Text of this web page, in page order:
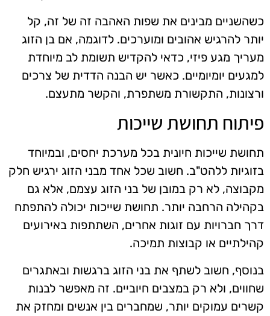
כשהשניים מבינים את שפות האהבה זה של זה, קל
יותר להרגיש אהובים ומוערכים. לדוגמה, אם בן הזוג
מעריך מגע פיזי, כדאי להקדיש תשומת לב מיוחדת
למגעים יומיומיים. כאשר יש הבנה הדדית של צרכים
ורצונות, התקשורת משתפרת, והקשר מתעצם.
פיתוח תחושת שייכות
תחושת שייכות חיונית בכל מערכת יחסים, ובמיוחד
בזוגיות ללהט"ב. חשוב שכל אחד מבני הזוג ירגיש חלק
מקבוצה, לא רק במובן של בני הזוג עצמם, אלא גם
בקהילה הרחבה יותר. תחושת שייכות יכולה להתפתח
דרך חברויות עם זוגות אחרים, השתתפות באירועים
קהילתיים או קבוצות תמיכה.
בנוסף, חשוב לשתף את בני הזוג ברגשות ובאתגרים
שחווים, ולא רק במצבים חיוביים. זה מאפשר לבנות
קשרים עמוקים יותר, שמחברים בין אנשים ומחזק את